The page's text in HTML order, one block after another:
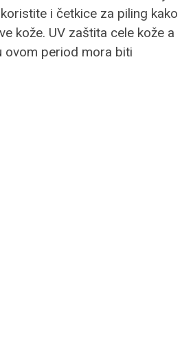
i četkice za piling kako
kože. UV zaštita cele kože a
ovom period mora biti